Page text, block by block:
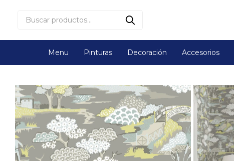
Menu Pinturas Decoración Accesorios